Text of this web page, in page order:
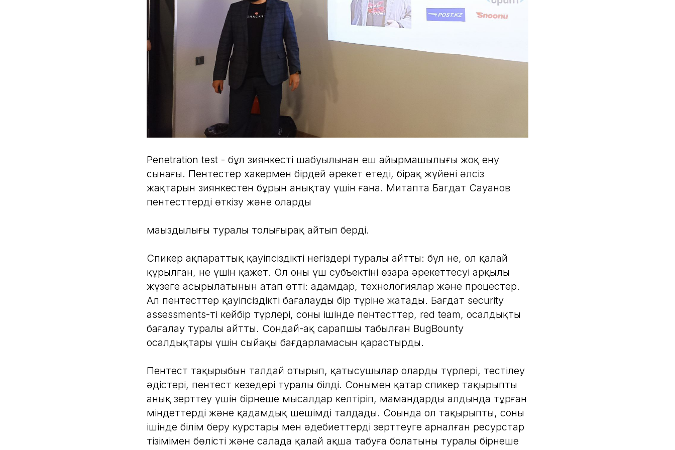
Penetration test - бұл зиянкестің шабуылынан еш айырмашылығы жоқ ену
сынағы. Пентестер хакермен бірдей әрекет етеді, бірақ жүйенің әлсіз
жақтарын зиянкестен бұрын анықтау үшін ғана. Митапта Багдат Сауанов
пентесттерді өткізу және олардың
маңыздылығы туралы толығырақ айтып берді.
Спикер ақпараттық қауіпсіздіктің негіздері туралы айтты: бұл не, ол қалай
құрылған, не үшін қажет. Ол оның үш субъектінің өзара әрекеттесуі арқылы
жүзеге асырылатынын атап өтті: адамдар, технологиялар және процестер.
Ал пентесттер қауіпсіздікті бағалаудың бір түріне жатады. Бағдат security
assessments-тің кейбір түрлері, соның ішінде пентесттер, red team, осалдықты
бағалау туралы айтты. Сондай-ақ сарапшы табылған BugBounty
осалдықтары үшін сыйақы бағдарламасын қарастырды.
Пентест тақырыбын талдай отырып, қатысушылар олардың түрлері, тестілеу
әдістері, пентест кезеңдері туралы білді. Сонымен қатар спикер тақырыпты
анық зерттеу үшін бірнеше мысалдар келтіріп, мамандардың алдында тұрған
міндеттерді және қадамдық шешімді талдады. Соңында ол тақырыпты, соның
ішінде білім беру курстары мен әдебиеттерді зерттеуге арналған ресурстар
тізімімен бөлісті және салада қалай ақша табуға болатыны туралы бірнеше